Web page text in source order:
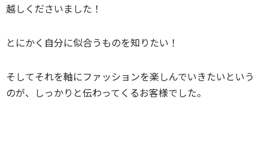
越しくださいました！
とにかく自分に似合うものを知りたい！
そしてそれを軸にファッションを楽しんでいきたいという
のが、しっかりと伝わってくるお客様でした。